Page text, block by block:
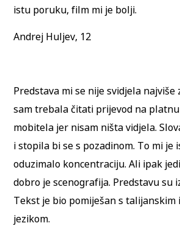
istu poruku, film mi je bolji.
Andrej Huljev, 12
Predstava mi se nije svidjela najviše
sam trebala čitati prijevod na
mobitela jer nisam ništa vidjela.
i stopila bi se s pozadinom. To mi je
oduzimalo koncentraciju. Ali ipak
dobro je scenografija. Predstavu su
Tekst je bio pomiješan s
jezikom.